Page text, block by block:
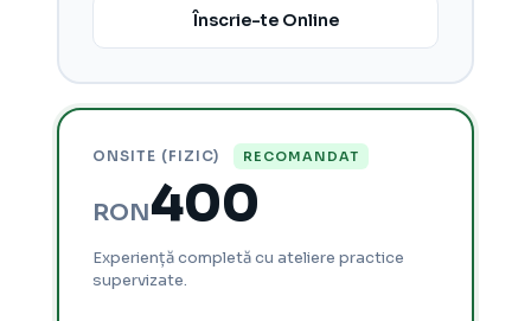
Înscrie-te Online
ONSITE (FIZIC) RECOMANDAT
RON400
Experiență completă cu ateliere practice
supervizate.